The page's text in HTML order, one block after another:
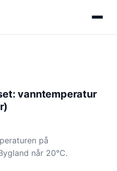
vanntemperatur
på
når 20°C.